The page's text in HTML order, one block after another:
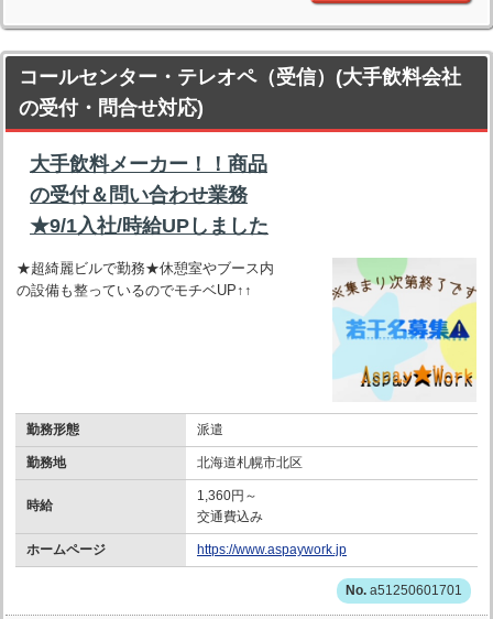
コールセンター・テレオペ（受信）(大手飲料会社
の受付・問合せ対応)
大手飲料メーカー！！商品
の受付＆問い合わせ業務
★9/1入社/時給UPしました
★超綺麗ビルで勤務★休憩室やブース内
の設備も整っているのでモチベUP↑↑
勤務形態 派遣
勤務地 北海道札幌市北区
時給
1,360円～
交通費込み
ホームページ https://www.aspaywork.jp
a51250601701